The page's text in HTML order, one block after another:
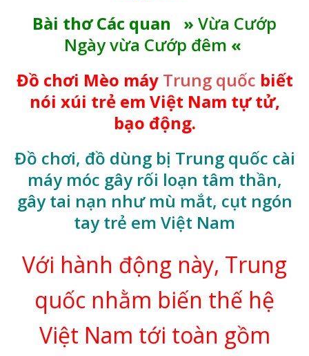
Bài thơ Các quan » Vừa Cướp
Ngày vừa Cướp đêm «
Đồ chơi Mèo máy Trung quốc biết
nói xúi trẻ em Việt Nam tự tử,
bạo động.
Đồ chơi, đồ dùng bị Trung quốc cài
máy móc gây rối loạn tâm thần,
gây tai nạn như mù mắt, cụt ngón
tay trẻ em Việt Nam
Với hành động này, Trung
quốc nhằm biến thế hệ
Việt Nam tới toàn gồm